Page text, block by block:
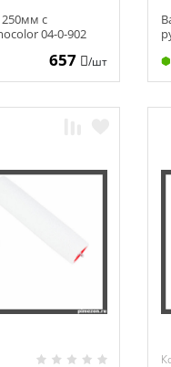
с
04-0-902
657 /шт